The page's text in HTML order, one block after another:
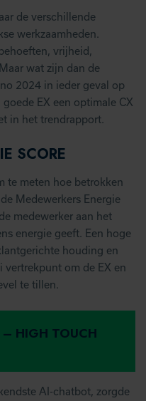
de verschillende
werkzaamheden.
vrijheid,
wat zijn dan de
2024 in ieder geval op
EX een optimale CX
in het trendrapport.
SCORE
te meten hoe betrokken
Medewerkers Energie
medewerker aan het
energie geeft. Een hoge
houding en
vertrekpunt om de EX en
te tillen.
HIGH TOUCH
AI-chatbot, zorgde